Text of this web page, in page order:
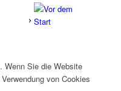
Wenn Sie die Website
von Cookies